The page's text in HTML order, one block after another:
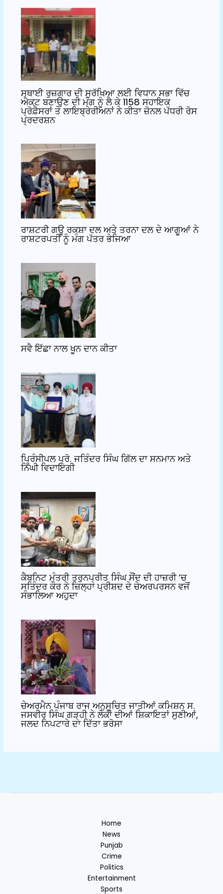
k
ਸਥਾਈ ਰੁਜ਼ਗਾਰ ਦੀ ਸੁਰੱਖਿਆ ਲਈ ਵਿਧਾਨ ਸਭਾ ਵਿੱਚ
ਐਕਟ ਬਣਾਉਣ ਦੀ ਮੰਗ ਨੂੰ ਲੈ ਕੇ 1158 ਸਹਾਇਕ
ਪ੍ਰੋਫ਼ੈਸਰਾਂ ਤੇ ਲਾਇਬ੍ਰੇਰੀਅਨਾਂ ਨੇ ਕੀਤਾ ਜ਼ੋਨਲ ਪੱਧਰੀ ਰੋਸ
ਪ੍ਰਦਰਸ਼ਨ
ਰਾਸ਼ਟਰੀ ਗਊ ਰਕਸ਼ਾ ਦਲ ਅਤੇ ਤਰਨਾ ਦਲ ਦੇ ਆਗੂਆਂ ਨੇ
ਰਾਸ਼ਟਰਪਤੀ ਨੂੰ ਮੰਗ ਪੱਤਰ ਭੇਜਿਆ
ਸਵੈ ਇੱਛਾ ਨਾਲ ਖੂਨ ਦਾਨ ਕੀਤਾ
ਪ੍ਰਿੰਸੀਪਲ ਪ੍ਰੋ. ਜਤਿੰਦਰ ਸਿੰਘ ਗਿੱਲ ਦਾ ਸਨਮਾਨ ਅਤੇ
ਨਿੱਘੀ ਵਿਦਾਇਗੀ
ਕੈਬਨਿਟ ਮੰਤਰੀ ਤਰੁਨਪ੍ਰੀਤ ਸਿੰਘ ਸੌਂਦ ਦੀ ਹਾਜ਼ਰੀ ‘ਚ
ਸਤਿੰਦਰ ਕੌਰ ਨੇ ਜ਼ਿਲ੍ਹਾ ਪ੍ਰੀਸ਼ਦ ਦੇ ਚੇਅਰਪਰਸਨ ਵਜੋਂ
ਸੰਭਾਲਿਆ ਅਹੁਦਾ
ਚੇਅਰਮੈਨ ਪੰਜਾਬ ਰਾਜ ਅਨੁਸੂਚਿਤ ਜਾਤੀਆਂ ਕਮਿਸ਼ਨ ਸ.
ਜਸਵੀਰ ਸਿੰਘ ਗੜ੍ਹੀ ਨੇ ਲੋਕਾਂ ਦੀਆਂ ਸ਼ਿਕਾਇਤਾਂ ਸੁਣੀਆਂ,
ਜਲਦ ਨਿਪਟਾਰੇ ਦਾ ਦਿੱਤਾ ਭਰੋਸਾ
Home
News
Punjab
Crime
Politics
Entertainment
Sports